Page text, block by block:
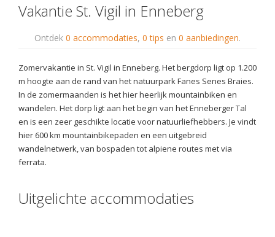
Vakantie St. Vigil in Enneberg
Ontdek 0 accommodaties, 0 tips en 0 aanbiedingen.
Zomervakantie in St. Vigil in Enneberg. Het bergdorp ligt op 1.200
m hoogte aan de rand van het natuurpark Fanes Senes Braies.
In de zomermaanden is het hier heerlijk mountainbiken en
wandelen. Het dorp ligt aan het begin van het Enneberger Tal
en is een zeer geschikte locatie voor natuurliefhebbers. Je vindt
hier 600 km mountainbikepaden en een uitgebreid
wandelnetwerk, van bospaden tot alpiene routes met via
ferrata.
Uitgelichte accommodaties